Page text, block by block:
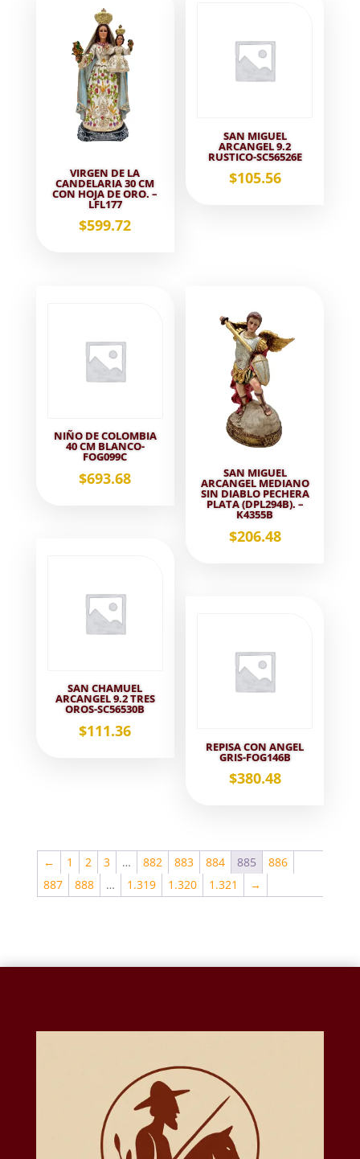
VIRGEN DE LA
CANDELARIA 30 CM
CON HOJA DE ORO. –
LFL177
$599.72
SAN MIGUEL
ARCANGEL 9.2
RUSTICO-SC56526E
$105.56
NIÑO DE COLOMBIA
40 CM BLANCO-
FOG099C
$693.68 SAN MIGUEL
ARCANGEL MEDIANO
SIN DIABLO PECHERA
PLATA (DPL294B). –
K4355B
$206.48
SAN CHAMUEL
ARCANGEL 9.2 TRES
OROS-SC56530B
$111.36
REPISA CON ANGEL
GRIS-FOG146B
$380.48
← 1 2 3 … 882 883 884 885
886
887
888 … 1.319 1.320 1.321 →